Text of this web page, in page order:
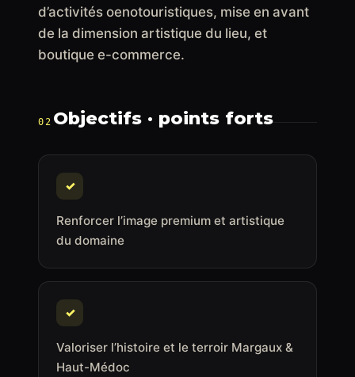
d’activités oenotouristiques, mise en avant
de la dimension artistique du lieu, et
boutique e-commerce.
02 Objectifs · points forts
✓
Renforcer l’image premium et artistique
du domaine
✓
Valoriser l’histoire et le terroir Margaux &
Haut-Médoc